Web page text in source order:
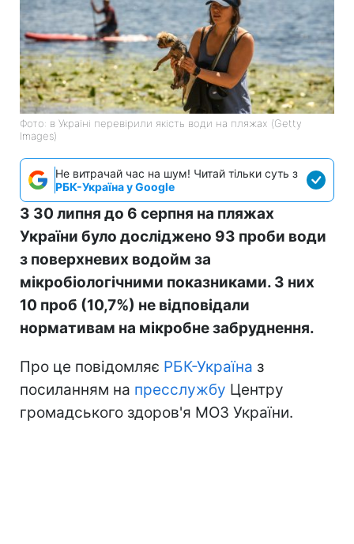
Фото: в Україні перевірили якість води на пляжах (Getty
Images)
Не витрачай час на шум! Читай тільки суть з
РБК-Україна у Google
З 30 липня до 6 серпня на пляжах
України було досліджено 93 проби води
з поверхневих водойм за
мікробіологічними показниками. З них
10 проб (10,7%) не відповідали
нормативам на мікробне забруднення.
Про це повідомляє РБК-Україна з
посиланням на пресслужбу Центру
громадського здоров'я МОЗ України.